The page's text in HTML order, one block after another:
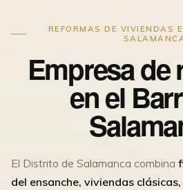
REFORMAS DE VIVIENDAS
Empresa de
en el
El Distrito de Salamanca combina
del ensanche, viviendas